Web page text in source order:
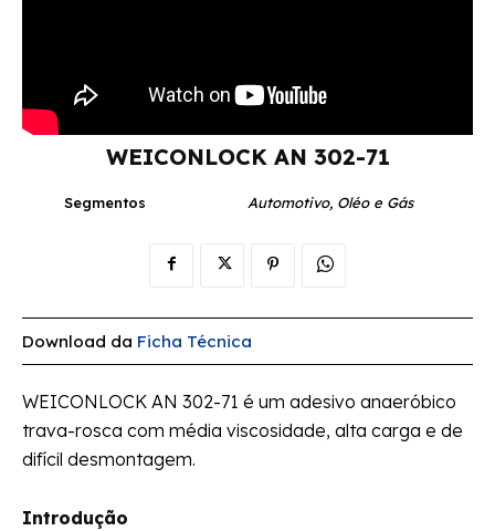
WEICONLOCK AN 302-71
Segmentos Automotivo, Oléo e Gás
Download da Ficha Técnica
WEICONLOCK AN 302-71 é um adesivo anaeróbico
trava-rosca com média viscosidade, alta carga e de
difícil desmontagem.
Introdução